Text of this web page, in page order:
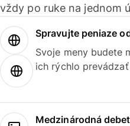
vždy po ruke na jednom
Spravujte peniaze
Svoje meny budete
ich rýchlo prevádzať
Medzinárodná